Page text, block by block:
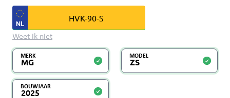
Weet ik niet
MERK MODEL
BOUWJAAR